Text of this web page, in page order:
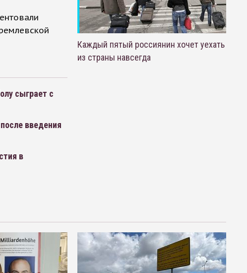
сыграет с
введения
в
Каждый пятый россиянин хочет уехать
из страны навсегда